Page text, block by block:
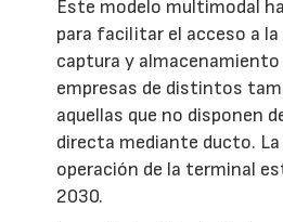
Este modelo multimodal
para facilitar el acceso a la
captura y almacenamiento
empresas de distintos
aquellas que no disponen
directa mediante ducto.
operación de la terminal
2030.